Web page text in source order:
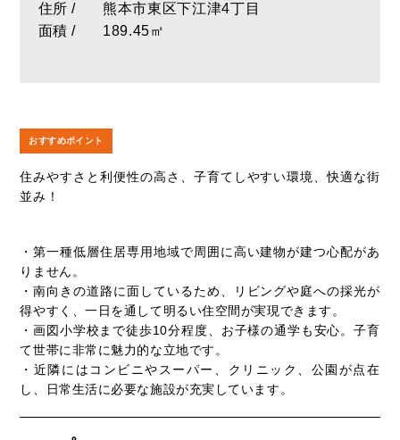
住所 /
熊本市東区下江津4丁目
面積 /
189.45㎡
おすすめポイント
住みやすさと利便性の高さ、子育てしやすい環境、快適な街
並み！
・第一種低層住居専用地域で周囲に高い建物が建つ心配があ
りません。
・南向きの道路に面しているため、リビングや庭への採光が
得やすく、一日を通して明るい住空間が実現できます。
・画図小学校まで徒歩10分程度、お子様の通学も安心。子育
て世帯に非常に魅力的な立地です。
・近隣にはコンビニやスーパー、クリニック、公園が点在
し、日常生活に必要な施設が充実しています。